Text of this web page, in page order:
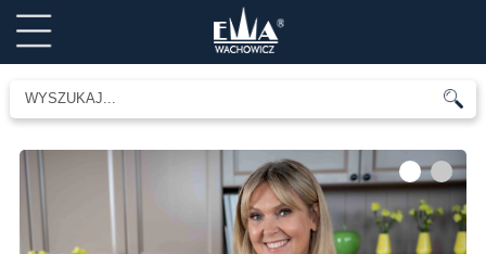
1 2